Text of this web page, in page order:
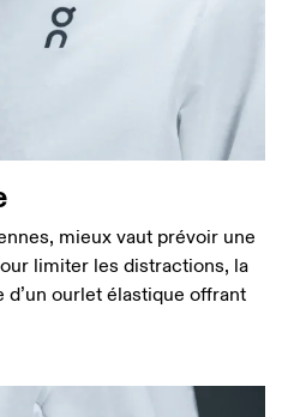
mieux vaut prévoir une
limiter les distractions, la
ourlet élastique offrant